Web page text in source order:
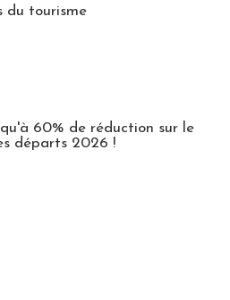
du tourisme
60% de réduction sur le
départs 2026 !